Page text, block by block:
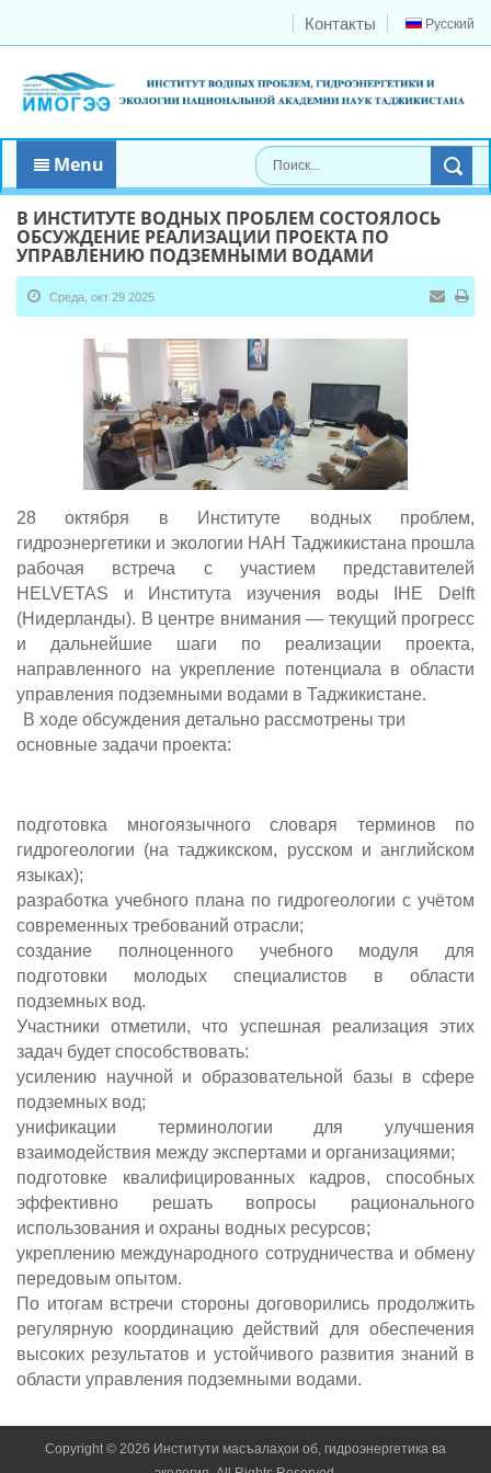
Русский
Контакты
Menu
В ИНСТИТУТЕ ВОДНЫХ ПРОБЛЕМ СОСТОЯЛОСЬ
ОБСУЖДЕНИЕ РЕАЛИЗАЦИИ ПРОЕКТА ПО
УПРАВЛЕНИЮ ПОДЗЕМНЫМИ ВОДАМИ
Среда, окт 29 2025
28 октября в Институте водных проблем,
гидроэнергетики и экологии НАН Таджикистана прошла
рабочая встреча с участием представителей
HELVETAS и Института изучения воды IHE Delft
(Нидерланды). В центре внимания — текущий прогресс
и дальнейшие шаги по реализации проекта,
направленного на укрепление потенциала в области
управления подземными водами в Таджикистане.
В ходе обсуждения детально рассмотрены три
основные задачи проекта:
подготовка многоязычного словаря терминов по
гидрогеологии (на таджикском, русском и английском
языках);
разработка учебного плана по гидрогеологии с учётом
современных требований отрасли;
создание полноценного учебного модуля для
подготовки молодых специалистов в области
подземных вод.
Участники отметили, что успешная реализация этих
задач будет способствовать:
усилению научной и образовательной базы в сфере
подземных вод;
унификации терминологии для улучшения
взаимодействия между экспертами и организациями;
подготовке квалифицированных кадров, способных
эффективно решать вопросы рационального
использования и охраны водных ресурсов;
укреплению международного сотрудничества и обмену
передовым опытом.
По итогам встречи стороны договорились продолжить
регулярную координацию действий для обеспечения
высоких результатов и устойчивого развития знаний в
области управления подземными водами.
Copyright © 2026 Институти масъалаҳои об, гидроэнергетика ва